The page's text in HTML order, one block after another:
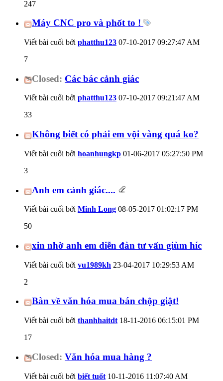
247
Máy CNC pro và phốt to !
Viết bài cuối bởi phatthu123 07-10-2017 09:27:47 AM
7
Closed: Các bác cảnh giác
Viết bài cuối bởi phatthu123 07-10-2017 09:21:47 AM
33
Không biết có phải em vội vàng quá ko?
Viết bài cuối bởi hoanhungkp 01-06-2017 05:27:50 PM
3
Anh em cảnh giác....
Viết bài cuối bởi Minh Long 08-05-2017 01:02:17 PM
50
xin nhờ anh em diễn đàn tư vấn giùm híc
Viết bài cuối bởi vu1989kh 23-04-2017 10:29:53 AM
2
Bàn về văn hóa mua bán chộp giật!
Viết bài cuối bởi thanhhaitdt 18-11-2016 06:15:01 PM
17
Closed: Văn hóa mua hàng ?
Viết bài cuối bởi biết tuốt 10-11-2016 11:07:40 AM